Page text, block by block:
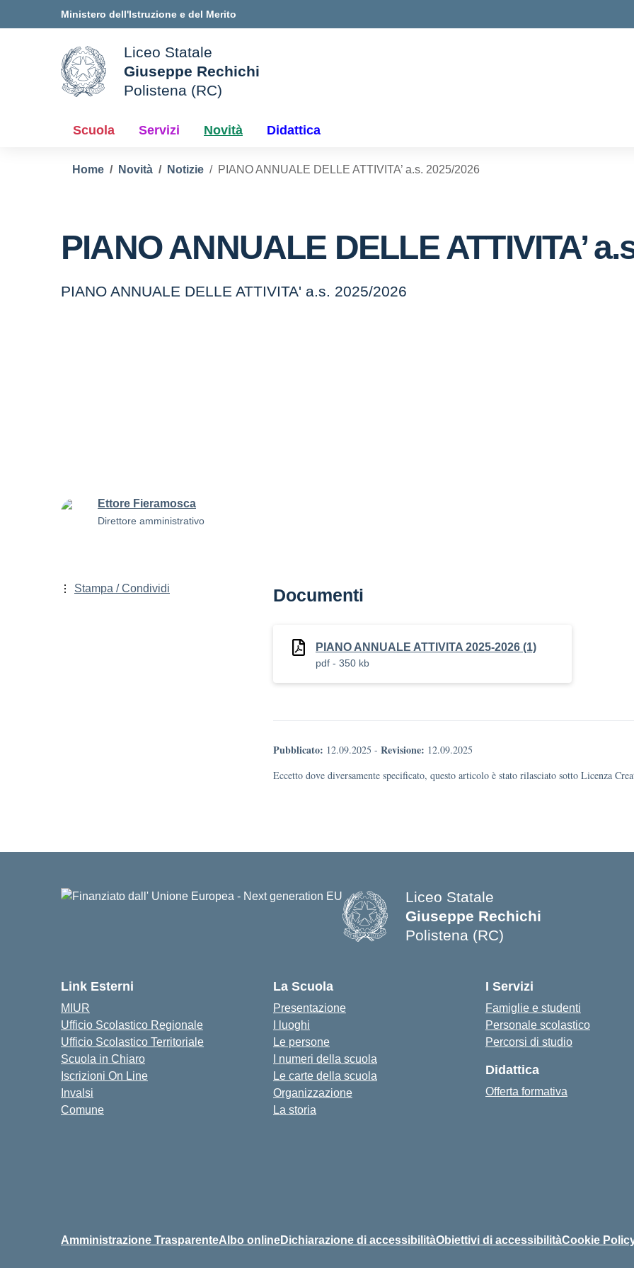
Ministero dell'Istruzione e del Merito
della scuola
Liceo Statale
Giuseppe Rechichi
Polistena (RC)
Scuola Servizi Novità Didattica
Home Novità Notizie PIANO ANNUALE DELLE ATTIVITA’ a.s. 2025/2026
PIANO ANNUALE DELLE ATTIVITA’
PIANO ANNUALE DELLE ATTIVITA' a.s. 2025/2026
Ettore Fieramosca
Direttore amministrativo
Documenti
PIANO ANNUALE ATTIVITA 2025-2026 (1)
pdf - 350 kb
Pubblicato: 12.09.2025 - Revisione: 12.09.2025
Eccetto dove diversamente specificato, questo articolo è stato rilasciato sotto Licenza
Stampa / Condividi
Liceo Statale
Giuseppe Rechichi
Polistena (RC)
Link Esterni
MIUR
Ufficio Scolastico Regionale
Ufficio Scolastico Territoriale
Scuola in Chiaro
Iscrizioni On Line
Invalsi
Comune
La Scuola
Presentazione
I luoghi
Le persone
I numeri della scuola
Le carte della scuola
Organizzazione
La storia
I Servizi
Famiglie e studenti
Personale scolastico
Percorsi di studio
Didattica
Offerta formativa
Amministrazione TrasparenteAlbo onlineDichiarazione di accessibilitàObiettivi di accessibilitàCookie